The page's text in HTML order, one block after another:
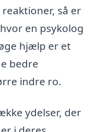
så er
en psykolog
hjælp er et
bedre
indre ro.
ydelser, der